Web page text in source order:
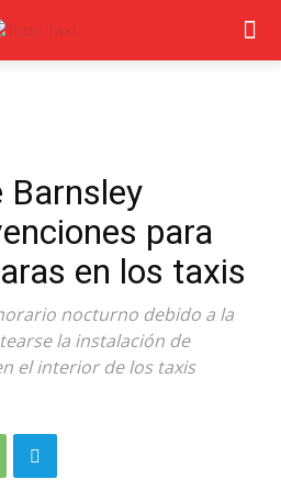
Barnsley
para
en los taxis
nocturno debido a la
la instalación de
el interior de los taxis